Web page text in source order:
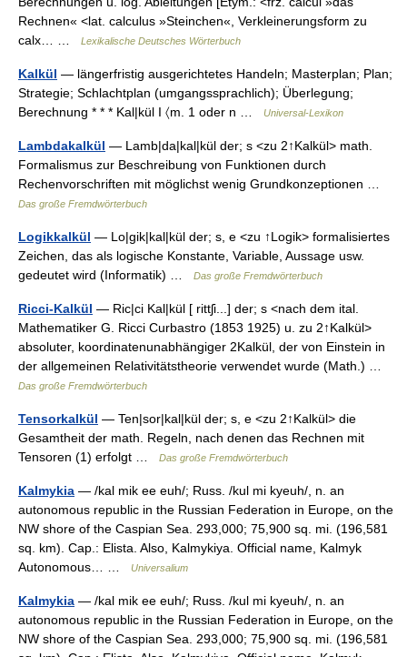
Rechnen« <lat. calculus »Steinchen«, Verkleinerungsform zu
calx… …
Lexikalische Deutsches Wörterbuch
Kalkül — längerfristig ausgerichtetes Handeln; Masterplan; Plan;
Strategie; Schlachtplan (umgangssprachlich); Überlegung;
Berechnung * * * Kal|kül I 〈m. 1 oder n …
Universal-Lexikon
Lambdakalkül — Lamb|da|kal|kül der; s <zu 2↑Kalkül> math.
Formalismus zur Beschreibung von Funktionen durch
Rechenvorschriften mit möglichst wenig Grundkonzeptionen …
Das große Fremdwörterbuch
Logikkalkül — Lo|gik|kal|kül der; s, e <zu ↑Logik> formalisiertes
Zeichen, das als logische Konstante, Variable, Aussage usw.
gedeutet wird (Informatik) …
Das große Fremdwörterbuch
Ricci-Kalkül — Ric|ci Kal|kül [ rittʃi...] der; s <nach dem ital.
Mathematiker G. Ricci Curbastro (1853 1925) u. zu 2↑Kalkül>
absoluter, koordinatenunabhängiger 2Kalkül, der von Einstein in
der allgemeinen Relativitätstheorie verwendet wurde (Math.) …
Das große Fremdwörterbuch
Tensorkalkül — Ten|sor|kal|kül der; s, e <zu 2↑Kalkül> die
Gesamtheit der math. Regeln, nach denen das Rechnen mit
Tensoren (1) erfolgt …
Das große Fremdwörterbuch
Kalmykia — /kal mik ee euh/; Russ. /kul mi kyeuh/, n. an
autonomous republic in the Russian Federation in Europe, on the
NW shore of the Caspian Sea. 293,000; 75,900 sq. mi. (196,581
sq. km). Cap.: Elista. Also, Kalmykiya. Official name, Kalmyk
Autonomous… …
Universalium
Kalmykia — /kal mik ee euh/; Russ. /kul mi kyeuh/, n. an
autonomous republic in the Russian Federation in Europe, on the
NW shore of the Caspian Sea. 293,000; 75,900 sq. mi. (196,581